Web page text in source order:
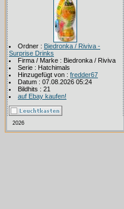
Ordner : Biedronka / Riviva -
Surprise Drinks
Firma / Marke : Biedronka / Riviva
Serie : Hatchimals
Hinzugefügt von : fredder67
Datum : 07.08.2026 05:24
Bildhits : 21
auf Ebay kaufen!
2026